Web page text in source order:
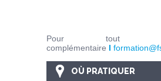
Pour tout
complémentaire I
OÙ PRATIQUER